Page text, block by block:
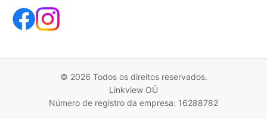
© 2026 Todos os direitos reservados.
Linkview OÜ
Número de registro da empresa: 16288782